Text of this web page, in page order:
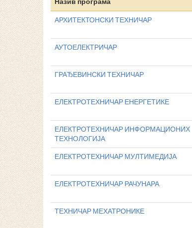
АРХИТЕКТОНСКИ ТЕХНИЧАР
АУТОЕЛЕКТРИЧАР
ГРАЂЕВИНСКИ ТЕХНИЧАР
ЕЛЕКТРОТЕХНИЧАР ЕНЕРГЕТИКЕ
ЕЛЕКТРОТЕХНИЧАР ИНФОРМАЦИОНИХ
ТЕХНОЛОГИЈА
ЕЛЕКТРОТЕХНИЧАР МУЛТИМЕДИЈА
ЕЛЕКТРОТЕХНИЧАР РАЧУНАРА
ТЕХНИЧАР МЕХАТРОНИКЕ